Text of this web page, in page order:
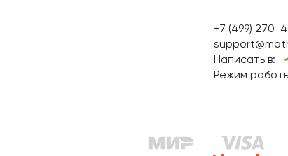
+7 (499) 270-
Написать в:
Режим